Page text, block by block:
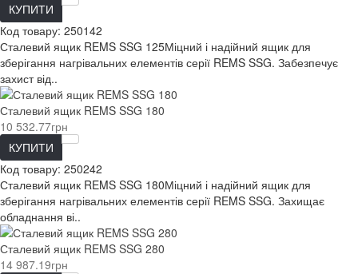
КУПИТИ
Код товару: 250142
Сталевий ящик REMS SSG 125Міцний і надійний ящик для
зберігання нагрівальних елементів серії REMS SSG. Забезпечує
захист від..
Сталевий ящик REMS SSG 180
10 532.77грн
КУПИТИ
Код товару: 250242
Сталевий ящик REMS SSG 180Міцний і надійний ящик для
зберігання нагрівальних елементів серії REMS SSG. Захищає
обладнання ві..
Сталевий ящик REMS SSG 280
14 987.19грн